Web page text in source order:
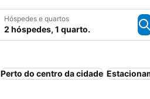
Hóspedes e quartos
2 hóspedes, 1 quarto.
Perto do centro da cidade